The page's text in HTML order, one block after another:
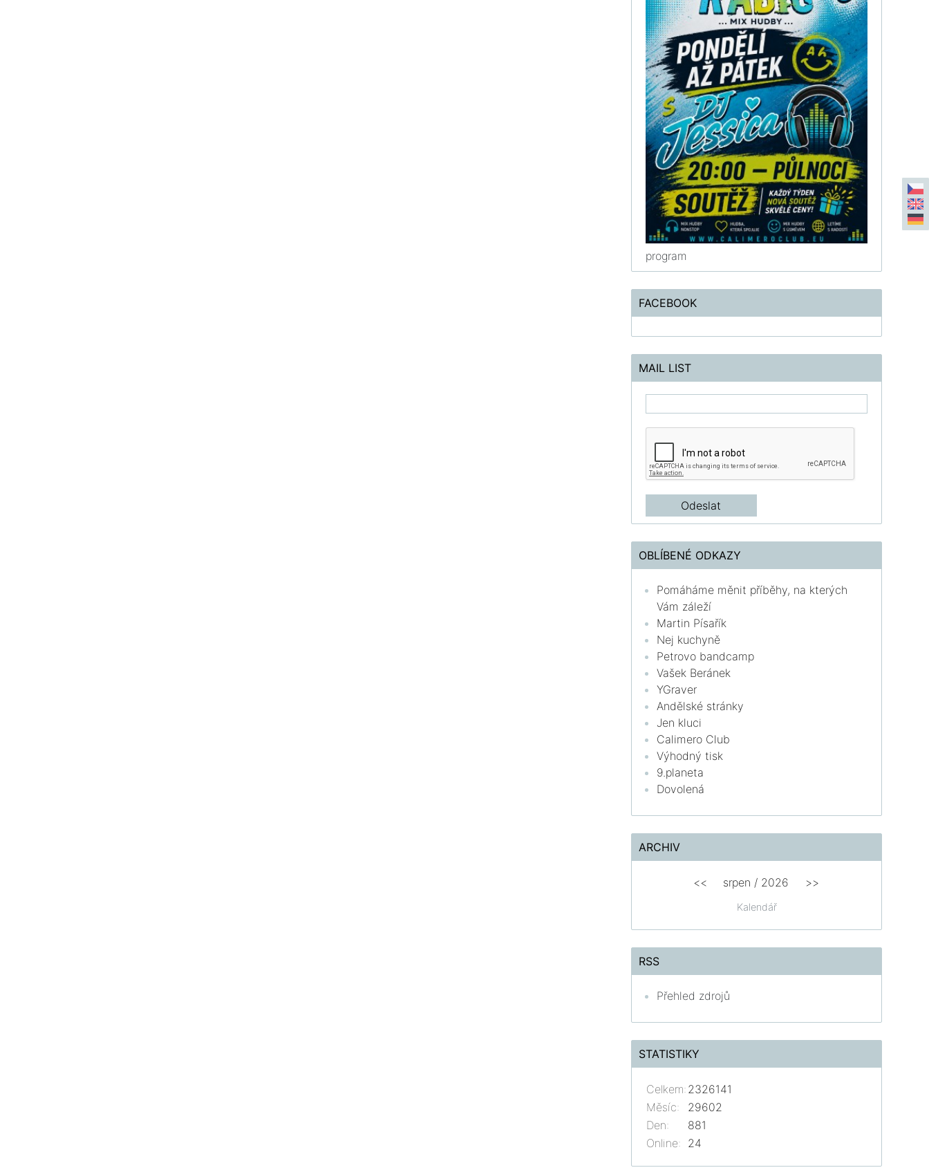
program
FACEBOOK
MAIL LIST
OBLÍBENÉ ODKAZY
Pomáháme měnit příběhy, na kterých
Vám záleží
Martin Písařík
Nej kuchyně
Petrovo bandcamp
Vašek Beránek
YGraver
Andělské stránky
Jen kluci
Calimero Club
Výhodný tisk
9.planeta
Dovolená
ARCHIV
Kalendář
<< srpen / 2026 >>
RSS
Přehled zdrojů
STATISTIKY
Online: 24
Celkem: 2326141
Měsíc:
29602
Den:
881